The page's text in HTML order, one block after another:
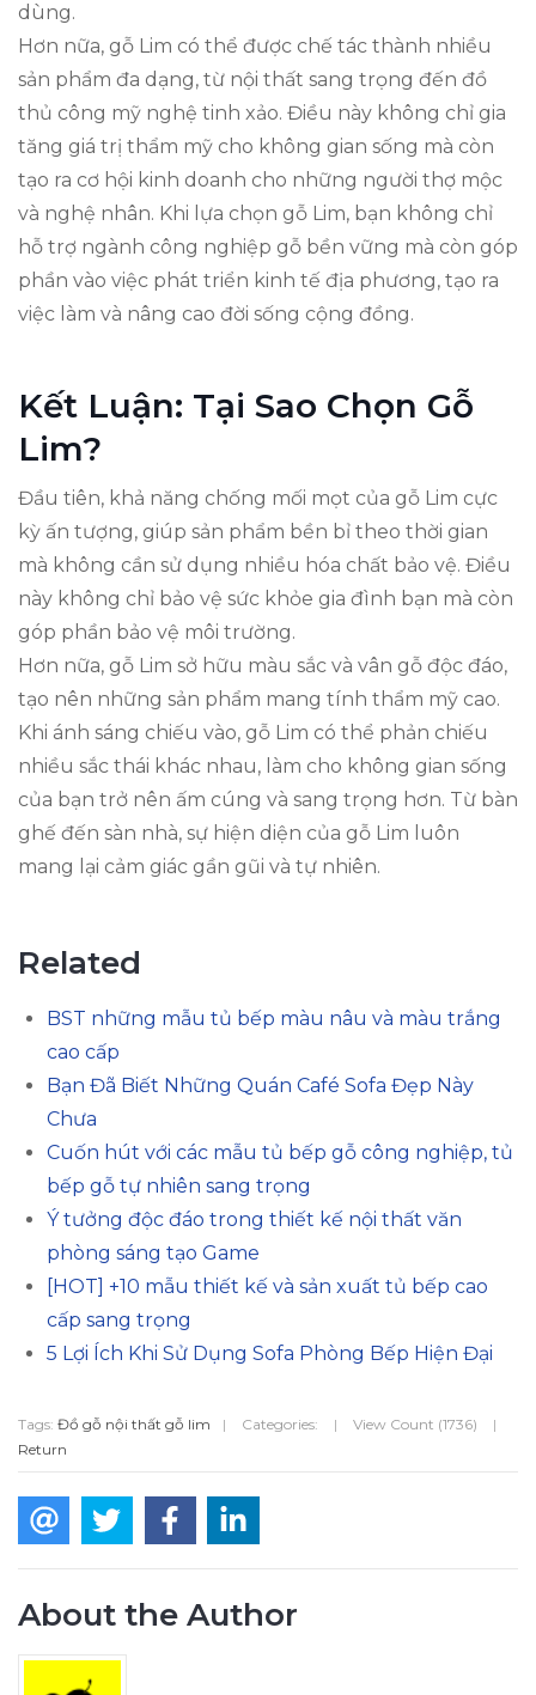
dùng.
Hơn nữa, gỗ Lim có thể được chế tác thành nhiều
sản phẩm đa dạng, từ nội thất sang trọng đến đồ
thủ công mỹ nghệ tinh xảo. Điều này không chỉ gia
tăng giá trị thẩm mỹ cho không gian sống mà còn
tạo ra cơ hội kinh doanh cho những người thợ mộc
và nghệ nhân. Khi lựa chọn gỗ Lim, bạn không chỉ
hỗ trợ ngành công nghiệp gỗ bền vững mà còn góp
phần vào việc phát triển kinh tế địa phương, tạo ra
việc làm và nâng cao đời sống cộng đồng.
Kết Luận: Tại Sao Chọn Gỗ
Lim?
Đầu tiên, khả năng chống mối mọt của gỗ Lim cực
kỳ ấn tượng, giúp sản phẩm bền bỉ theo thời gian
mà không cần sử dụng nhiều hóa chất bảo vệ. Điều
này không chỉ bảo vệ sức khỏe gia đình bạn mà còn
góp phần bảo vệ môi trường.
Hơn nữa, gỗ Lim sở hữu màu sắc và vân gỗ độc đáo,
tạo nên những sản phẩm mang tính thẩm mỹ cao.
Khi ánh sáng chiếu vào, gỗ Lim có thể phản chiếu
nhiều sắc thái khác nhau, làm cho không gian sống
của bạn trở nên ấm cúng và sang trọng hơn. Từ bàn
ghế đến sàn nhà, sự hiện diện của gỗ Lim luôn
mang lại cảm giác gần gũi và tự nhiên.
Related
BST những mẫu tủ bếp màu nâu và màu trắng
cao cấp
Bạn Đã Biết Những Quán Café Sofa Đẹp Này
Chưa
Cuốn hút với các mẫu tủ bếp gỗ công nghiệp, tủ
bếp gỗ tự nhiên sang trọng
Ý tưởng độc đáo trong thiết kế nội thất văn
phòng sáng tạo Game
[HOT] +10 mẫu thiết kế và sản xuất tủ bếp cao
cấp sang trọng
5 Lợi Ích Khi Sử Dụng Sofa Phòng Bếp Hiện Đại
Tags: Đồ gỗ nội thất gỗ lim | Categories: | View Count (1736)
|
Return
About the Author